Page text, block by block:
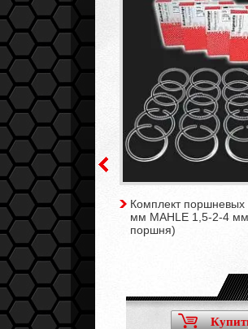
75,6 мм) ВАЗ
11193, 11194,
21126, 21127,
16100
Комплект поршневых
мм MAHLE 1,5-2-4
поршня)